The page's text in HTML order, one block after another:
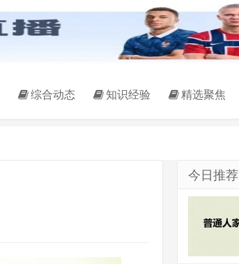
综合动态 知识经验 精选聚焦
今日推荐